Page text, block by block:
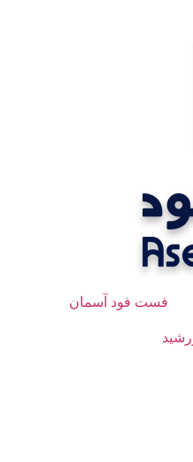
فست فود آسمان